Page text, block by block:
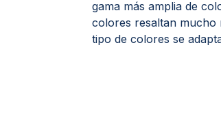
gama más amplia de
colores resaltan mucho
tipo de colores se